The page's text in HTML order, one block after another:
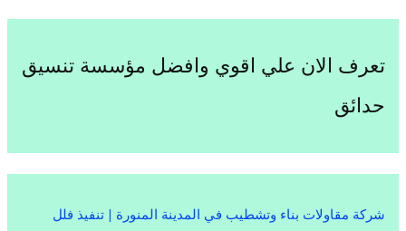
تعرف الان علي اقوي وافضل مؤسسة تنسيق
حدائق
شركة مقاولات بناء وتشطيب في المدينة المنورة | تنفيذ فلل